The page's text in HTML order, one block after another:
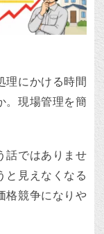
理にかける時間
。現場管理を簡
話ではありませ
と見えなくなる
格競争になりや